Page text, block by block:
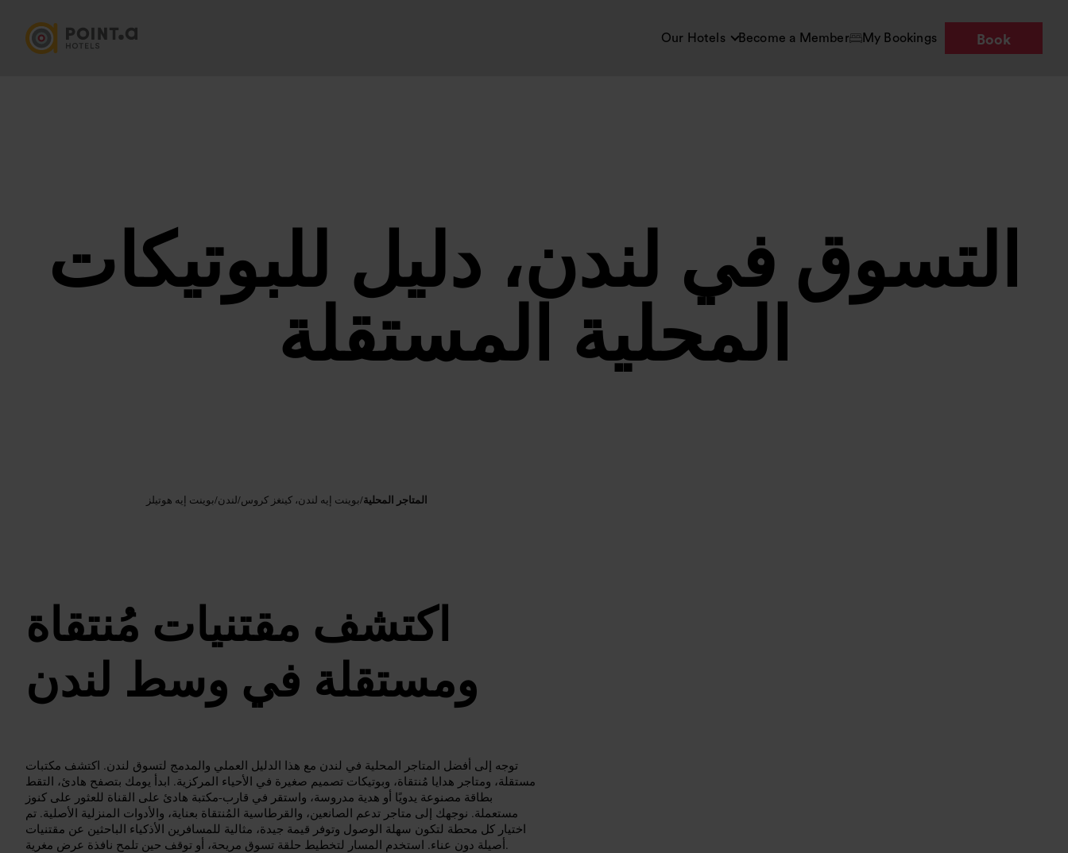
Our Hotels Become a Member My Bookings Book
التسوق في لندن، دليل للبوتيكات
المحلية المستقلة
بوينت إيه هوتيلز/لندن/بوينت إيه لندن، كينغز كروس/المتاجر المحلية
اكتشف مقتنيات مُنتقاة
ومستقلة في وسط لندن
توجه إلى أفضل المتاجر المحلية في لندن مع هذا الدليل العملي والمدمج لتسوق لندن. اكتشف مكتبات
مستقلة، ومتاجر هدايا مُنتقاة، وبوتيكات تصميم صغيرة في الأحياء المركزية. ابدأ يومك بتصفح هادئ، التقط
بطاقة مصنوعة يدويًا أو هدية مدروسة، واستقر في قارب-مكتبة هادئ على القناة للعثور على كنوز
مستعملة. نوجهك إلى متاجر تدعم الصانعين، والقرطاسية المُنتقاة بعناية، والأدوات المنزلية الأصلية. تم
اختيار كل محطة لتكون سهلة الوصول وتوفر قيمة جيدة، مثالية للمسافرين الأذكياء الباحثين عن مقتنيات
أصيلة دون عناء. استخدم المسار لتخطيط حلقة تسوق مريحة، أو توقف حين تلمح نافذة عرض مغرية.